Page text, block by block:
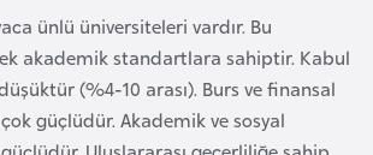
ünlü üniversiteleri vardır. Bu
akademik standartlara sahiptir. Kabul
(%4-10 arası). Burs ve finansal
güçlüdür. Akademik ve sosyal